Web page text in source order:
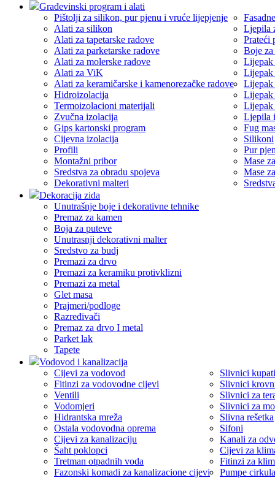
Građevinski program i alati
Pištolji za silikon, pur pjenu i vruće lijepjenje
Alati za silikon
Alati za tapetarske radove
Alati za parketarske radove
Alati za molerske radove
Alati za ViK
Alati za keramičarske i kamenorezačke radove
Hidroizolacija
Termoizolacioni materijali
Zvučna izolacija
Gips kartonski program
Cijevna izolacija
Profili
Montažni pribor
Sredstva za obradu spojeva
Dekorativni malteri
Ljepila
Prateći
Boje za
Lijepak
Lijepak
Lijepak
Lijepak
Lijepak
Ljepila
Fug
Silikoni
Pur
Mase
Mase
Dekoracija zida
Unutrašnje boje i dekorativne tehnike
Premaz za kamen
Boja za puteve
Unutrasnji dekorativni malter
Sredstvo za budj
Premazi za drvo
Premazi za keramiku protivklizni
Premazi za metal
Glet masa
Prajmeri/podloge
Razređivači
Premaz za drvo I metal
Parket lak
Tapete
Vodovod i kanalizacija
Cijevi za vodovod
Fitinzi za vodovodne cijevi
Ventili
Vodomjeri
Hidrantska mreža
Ostala vodovodna oprema
Cijevi za kanalizaciju
Šaht poklopci
Tretman otpadnih voda
Fazonski komadi za kanalizacione cijevi
Slivnici
Slivnici
Slivnici za
Slivnici za
Slivna rešetka
Sifoni
Kanali za
Cijevi za
Fitinzi za
Pumpe